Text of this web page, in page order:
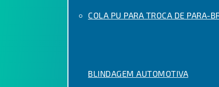
COLA PU PARA TROCA DE PARA-
BLINDAGEM AUTOMOTIVA